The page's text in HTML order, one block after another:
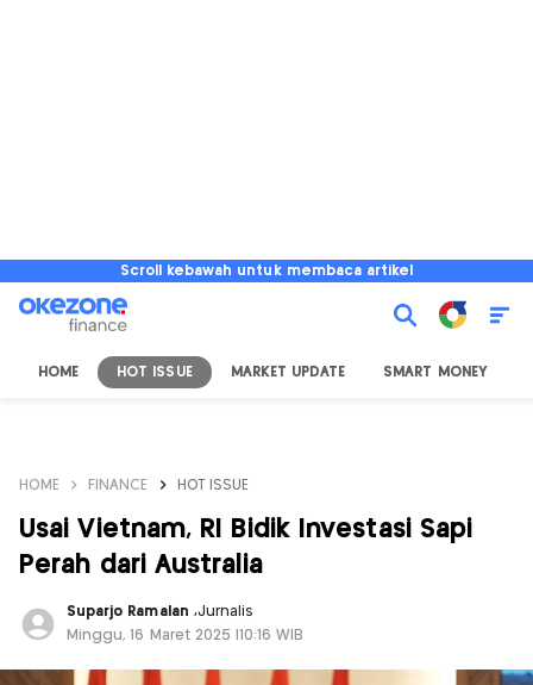
Scroll kebawah untuk membaca artikel
HOME HOT ISSUE MARKET UPDATE SMART MONEY
HOME FINANCE HOT ISSUE
Usai Vietnam, RI Bidik Investasi Sapi
Perah dari Australia
Suparjo Ramalan ,Jurnalis
Minggu, 16 Maret 2025 |10:16 WIB